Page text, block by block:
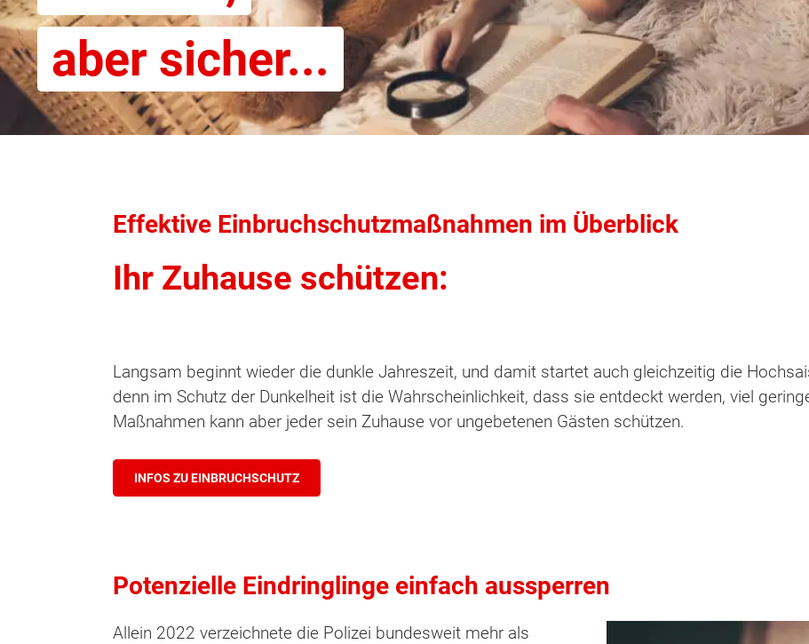
aber sicher...
Effektive Einbruchschutzmaßnahmen im Überblick
Ihr Zuhause schützen:
Langsam beginnt wieder die dunkle Jahreszeit, und damit startet auch gleichzeitig die
denn im Schutz der Dunkelheit ist die Wahrscheinlichkeit, dass sie entdeckt werden, viel
Maßnahmen kann aber jeder sein Zuhause vor ungebetenen Gästen schützen.
INFOS ZU EINBRUCHSCHUTZ
Potenzielle Eindringlinge einfach aussperren
Allein 2022 verzeichnete die Polizei bundesweit mehr als